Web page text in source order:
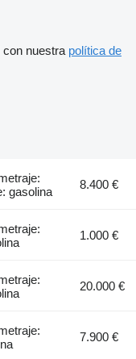
nuestra política de
gasolina
8.400 €
1.000 €
20.000 €
7.900 €